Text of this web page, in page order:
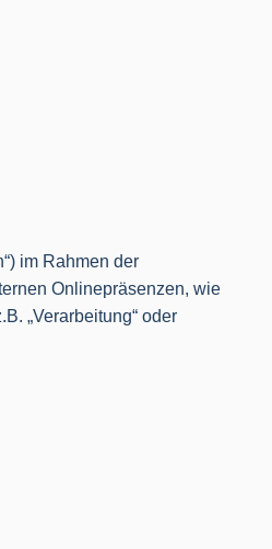
im Rahmen der
Onlinepräsenzen, wie
„Verarbeitung“ oder